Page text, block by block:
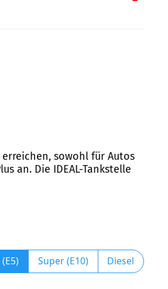
sowohl für Autos
an. Die IDEAL-Tankstelle
Super (E10) Diesel